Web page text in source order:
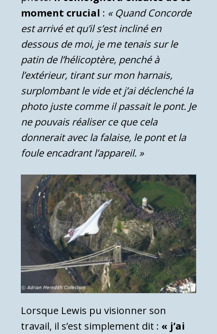
moment crucial : « Quand Concorde
est arrivé et qu’il s’est incliné en
dessous de moi, je me tenais sur le
patin de l’hélicoptère, penché à
l’extérieur, tirant sur mon harnais,
surplombant le vide et j’ai déclenché la
photo juste comme il passait le pont. Je
ne pouvais réaliser ce que cela
donnerait avec la falaise, le pont et la
foule encadrant l’appareil. »
Lorsque Lewis pu visionner son
travail, il s’est simplement dit : « j’ai